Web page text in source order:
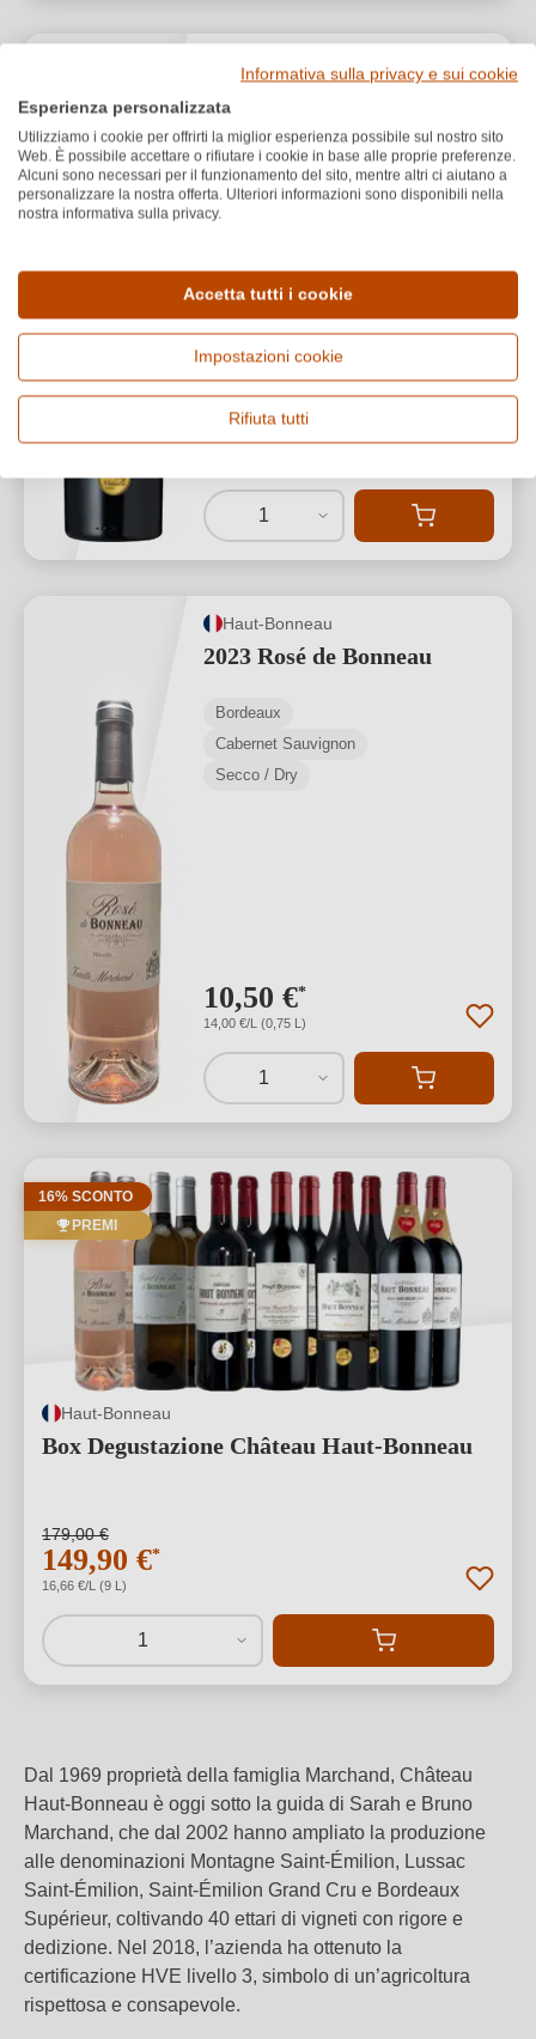
Bonneau Cabernet
Sauvignon Montagne Saint
Émilion AOP
Montagne Saint Émilion AOP
Secco / Dry
16,50 €*
1
Haut-Bonneau
2023 Rosé de Bonneau
Bordeaux
Cabernet Sauvignon
Secco / Dry
10,50 €*
14,00 €/L (0,75 L)
1
16% SCONTO
PREMI
Haut-Bonneau
Box Degustazione Château Haut-Bonneau
179,00 €
149,90 €*
16,66 €/L (9 L)
1
Dal 1969 proprietà della famiglia Marchand, Château
Haut-Bonneau è oggi sotto la guida di Sarah e Bruno
Marchand, che dal 2002 hanno ampliato la produzione
alle denominazioni Montagne Saint-Émilion, Lussac
Saint-Émilion, Saint-Émilion Grand Cru e Bordeaux
Supérieur, coltivando 40 ettari di vigneti con rigore e
dedizione. Nel 2018, l’azienda ha ottenuto la
certificazione HVE livello 3, simbolo di un’agricoltura
rispettosa e consapevole.
Informativa sulla privacy e sui cookie
Esperienza personalizzata
Utilizziamo i cookie per offrirti la miglior esperienza possibile sul nostro sito
Web. È possibile accettare o rifiutare i cookie in base alle proprie preferenze.
Alcuni sono necessari per il funzionamento del sito, mentre altri ci aiutano a
personalizzare la nostra offerta. Ulteriori informazioni sono disponibili nella
nostra informativa sulla privacy.
Accetta tutti i cookie
Impostazioni cookie
Rifiuta tutti